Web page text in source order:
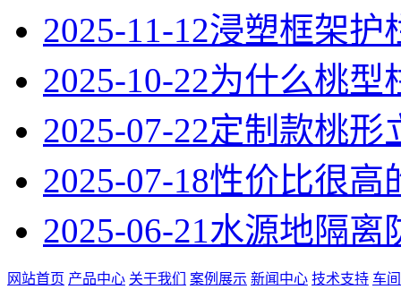
2025-11-12浸塑框架护
2025-10-22为什么桃型
2025-07-22定制款桃形
2025-07-18性价比很高
2025-06-21水源地隔离
网站首页 产品中心 关于我们 案例展示 新闻中心 技术支持 车